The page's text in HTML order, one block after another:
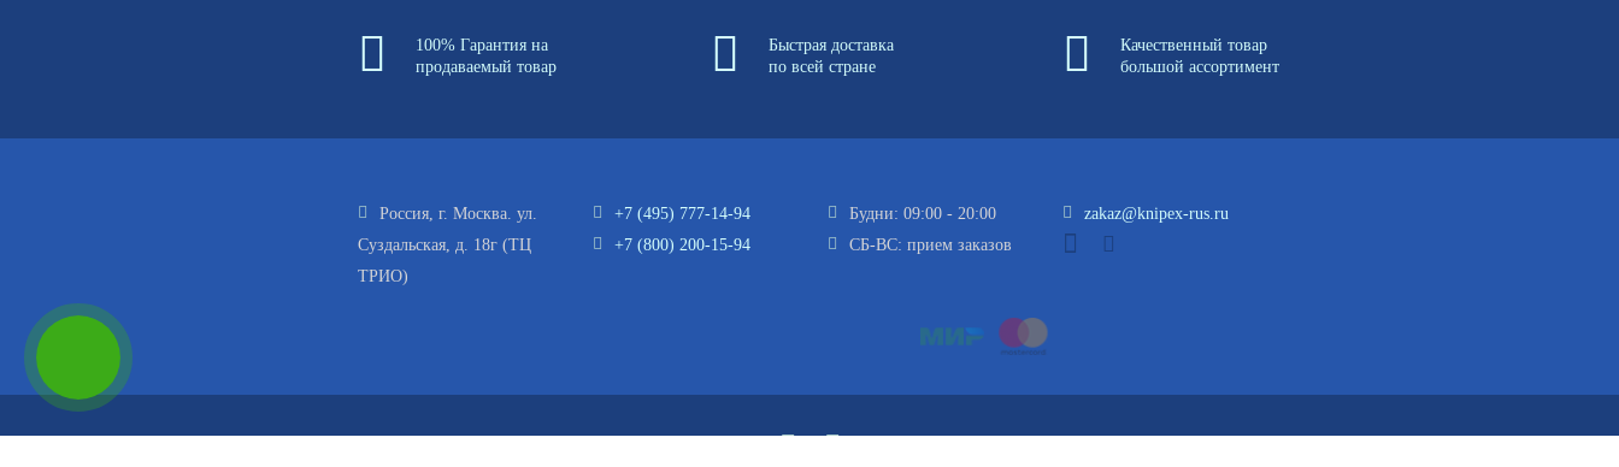
100% Гарантия на
продаваемый товар
Быстрая доставка
по всей стране
Качественный товар
большой ассортимент
Россия, г. Москва. ул.
Суздальская, д. 18г (ТЦ
ТРИО)
+7 (495) 777-14-94
+7 (800) 200-15-94
Будни: 09:00 - 20:00
СБ-ВС: прием заказов
zakaz@knipex-rus.ru